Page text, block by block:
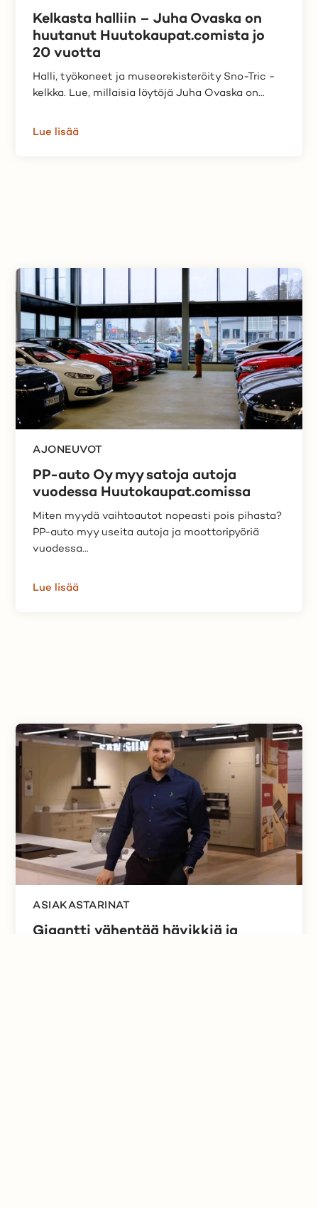
Kelkasta halliin – Juha Ovaska on
huutanut Huutokaupat.comista jo
20 vuotta
Halli, työkoneet ja museorekisteröity Sno-Tric -
kelkka. Lue, millaisia löytöjä Juha Ovaska on...
Lue lisää
AJONEUVOT
PP-auto Oy myy satoja autoja
vuodessa Huutokaupat.comissa
Miten myydä vaihtoautot nopeasti pois pihasta?
PP-auto myy useita autoja ja moottoripyöriä
vuodessa...
Lue lisää
ASIAKASTARINAT
Gigantti vähentää hävikkiä ja